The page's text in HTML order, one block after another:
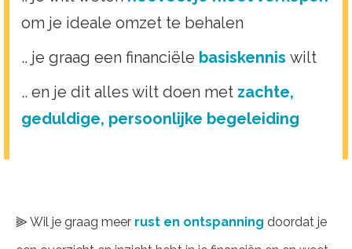
om je ideale omzet te behalen
.. je graag een financiële basiskennis wilt
.. en je dit alles wilt doen met zachte,
geduldige, persoonlijke begeleiding
⫸ Wil je graag meer rust en ontspanning doordat je